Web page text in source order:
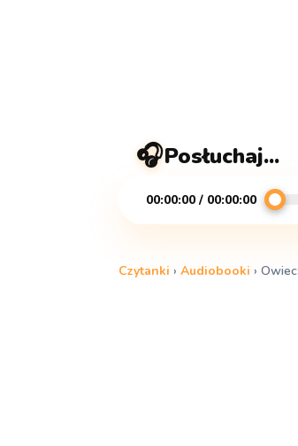
🎧Posłuchaj...
00:00:00 / 00:00:00
Czytanki ›Audiobooki ›